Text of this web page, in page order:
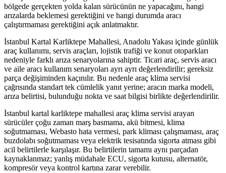
bölgede gerçekten yolda kalan sürücünün ne yapacağını, hangi
arızalarda beklemesi gerektiğini ve hangi durumda aracı
çalıştırmaması gerektiğini açık anlatmaktır.
İstanbul Kartal Karliktepe Mahallesi, Anadolu Yakası içinde günlük
araç kullanımı, servis araçları, lojistik trafiği ve konut otoparkları
nedeniyle farklı arıza senaryolarına sahiptir. Ticari araç, servis aracı
ve aile aracı kullanım senaryoları ayrı ayrı değerlendirilir; gereksiz
parça değişiminden kaçınılır. Bu nedenle araç klima servisi
çağrısında standart tek cümlelik yanıt yerine; aracın marka modeli,
arıza belirtisi, bulunduğu nokta ve saat bilgisi birlikte değerlendirilir.
İstanbul kartal karliktepe mahallesi araç klima servisi arayan
sürücüler çoğu zaman marş basmama, akü bitmesi, klima
soğutmaması, Webasto hata vermesi, park kliması çalışmaması, araç
buzdolabı soğutmaması veya elektrik tesisatında sigorta atması gibi
acil belirtilerle karşılaşır. Bu belirtilerin tamamı aynı parçadan
kaynaklanmaz; yanlış müdahale ECU, sigorta kutusu, alternatör,
kompresör veya kontrol kartına zarar verebilir.